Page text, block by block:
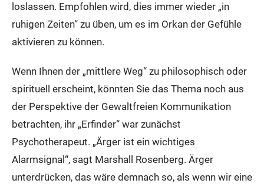
loslassen. Empfohlen wird, dies immer wieder „in
ruhigen Zeiten“ zu üben, um es im Orkan der Gefühle
aktivieren zu können.
Wenn Ihnen der „mittlere Weg“ zu philosophisch oder
spirituell erscheint, könnten Sie das Thema noch aus
der Perspektive der Gewaltfreien Kommunikation
betrachten, ihr „Erfinder“ war zunächst
Psychotherapeut. „Ärger ist ein wichtiges
Alarmsignal“, sagt Marshall Rosenberg. Ärger
unterdrücken, das wäre demnach so, als wenn wir eine